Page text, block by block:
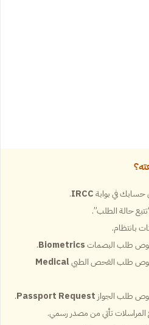
في بوابةIRCC
.
حالة الطلب”.
بانتظام.
طلب البصماتBiometrics
.
طلب الفحص الطبيMedical
طلب الجواز Passport Request
.
المراسلات تأتي من مصدر رسمي.